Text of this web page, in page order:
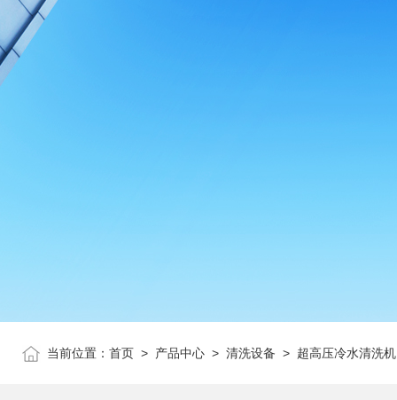
当前位置： 首页 > 产品中心 > 清洗设备 > 超高压冷水清洗机